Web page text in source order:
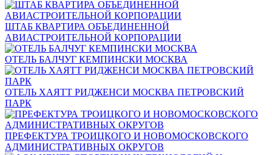
ШТАБ КВАРТИРА ОБЪЕДИНЕННОЙ
АВИАСТРОИТЕЛЬНОЙ КОРПОРАЦИИ
ОТЕЛЬ БАЛЧУГ КЕМПИНСКИ МОСКВА
ОТЕЛЬ ХАЯТТ РИДЖЕНСИ МОСКВА ПЕТРОВСКИЙ
ПАРК
ПРЕФЕКТУРА ТРОИЦКОГО И НОВОМОСКОВСКОГО
АДМИНИСТРАТИВНЫХ ОКРУГОВ